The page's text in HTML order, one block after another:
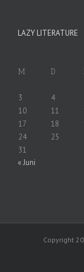
LAZY LITERATURE
M D
3
4
10
11
17
18
24
25
31
« Juni
Copyright